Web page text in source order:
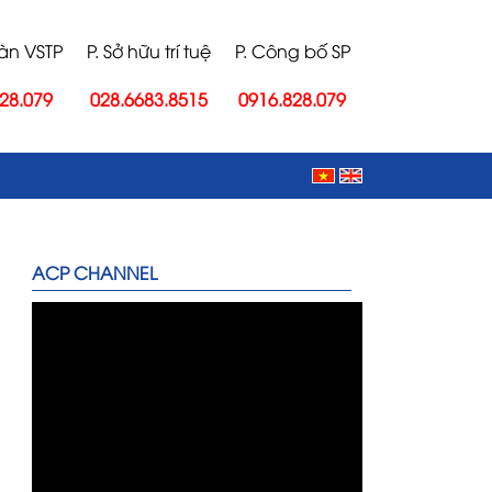
VSTP
P. Sở hữu trí tuệ
028.6683.8515
P. Công bố SP
0916.828.079
ACP CHANNEL